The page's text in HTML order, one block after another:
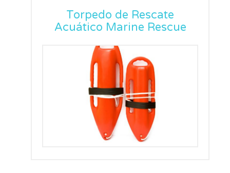
Torpedo de Rescate
Acuático Marine Rescue